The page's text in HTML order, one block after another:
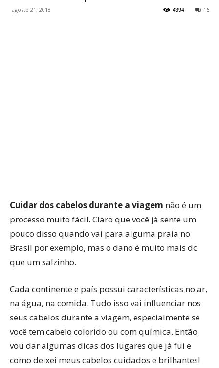
agosto 21, 2018 16
4394
Cuidar dos cabelos durante a viagem não é um
processo muito fácil. Claro que você já sente um
pouco disso quando vai para alguma praia no
Brasil por exemplo, mas o dano é muito mais do
que um salzinho.
Cada continente e país possui características no ar,
na água, na comida. Tudo isso vai influenciar nos
seus cabelos durante a viagem, especialmente se
você tem cabelo colorido ou com química. Então
vou dar algumas dicas dos lugares que já fui e
como deixei meus cabelos cuidados e brilhantes!